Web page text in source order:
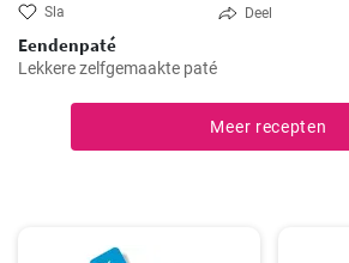
Sla Deel
Eendenpaté
Lekkere zelfgemaakte paté
Meer recepten